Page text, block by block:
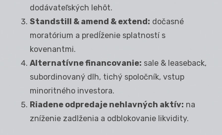
dodávateľských lehôt.
Standstill & amend & extend: dočasné
moratórium a predĺženie splatností s
kovenantmi.
Alternatívne financovanie: sale & leaseback,
subordinovaný dlh, tichý spoločník, vstup
minoritného investora.
Riadene odpredaje nehlavných aktív: na
zníženie zadlženia a odblokovanie likvidity.